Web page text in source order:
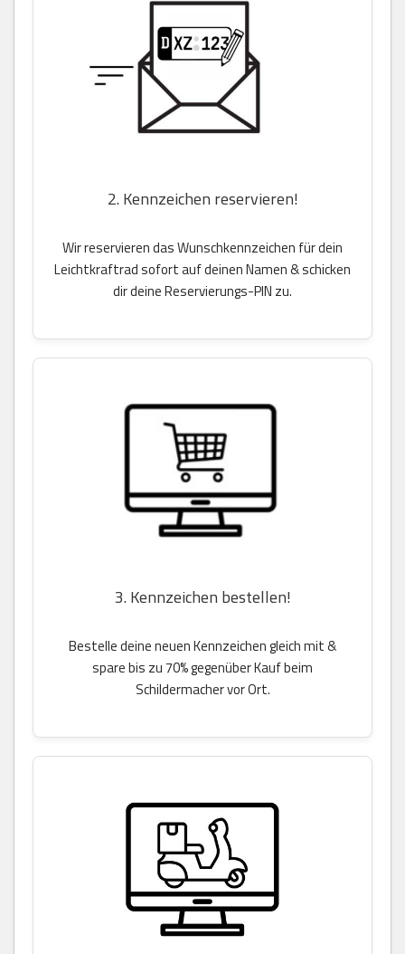
2. Kennzeichen reservieren!
Wir reservieren das Wunschkennzeichen für dein
Leichtkraftrad sofort auf deinen Namen & schicken
dir deine Reservierungs-PIN zu.
3. Kennzeichen bestellen!
Bestelle deine neuen Kennzeichen gleich mit &
spare bis zu 70% gegenüber Kauf beim
Schildermacher vor Ort.